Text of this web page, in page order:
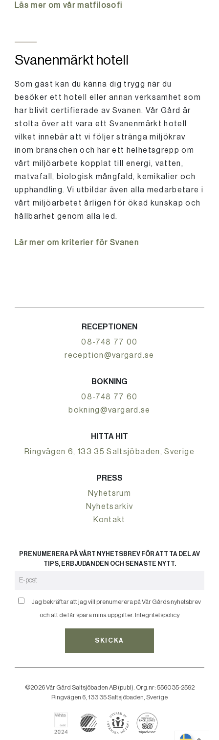
Läs mer om vår matfilosofi
Svanenmärkt hotell
Som gäst kan du känna dig trygg när du
besöker ett hotell eller annan verksamhet som
har blivit certifierade av Svanen. Vår Gård är
stolta över att vara ett Svanenmärkt hotell
vilket innebär att vi följer stränga miljökrav
inom branschen och har ett helhetsgrepp om
vårt miljöarbete kopplat till energi, vatten,
matvafall, biologisk mångfald, kemikalier och
upphandling. Vi utbildar även alla medarbetare i
vårt miljöarbetet årligen för ökad kunskap och
hållbarhet genom alla led.
Lär mer om kriterier för Svanen
RECEPTIONEN
08-748 77 00
reception@vargard.se
BOKNING
08-748 77 60
bokning@vargard.se
HITTA HIT
Ringvägen 6, 133 35 Saltsjöbaden, Sverige
PRESS
Nyhetsrum
Nyhetsarkiv
Kontakt
PRENUMERERA PÅ VÅRT NYHETSBREV FÖR ATT TA DEL AV
TIPS, ERBJUDANDEN OCH SENASTE NYTT.
Jag bekräftar att jag vill prenumerera på Vår Gårds nyhetsbrev
och att de får spara mina uppgifter. Integritetspolicy
SKICKA
©2026 Vår Gård Saltsjöbaden AB (publ). Org.nr: 556035-2592
Ringvägen 6, 133 35 Saltsjöbaden, Sverige